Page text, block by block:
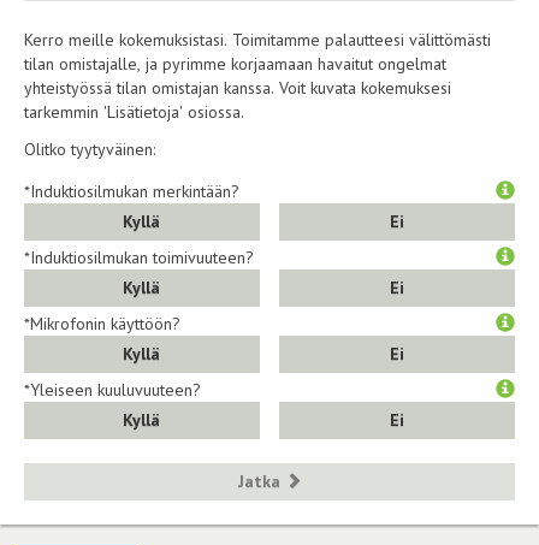
Kerro meille kokemuksistasi. Toimitamme palautteesi välittömästi
tilan omistajalle, ja pyrimme korjaamaan havaitut ongelmat
yhteistyössä tilan omistajan kanssa. Voit kuvata kokemuksesi
tarkemmin 'Lisätietoja' osiossa.
Olitko tyytyväinen:
*Induktiosilmukan merkintään?
Kyllä
Ei
*Induktiosilmukan toimivuuteen?
Kyllä
Ei
*Mikrofonin käyttöön?
Kyllä
Ei
*Yleiseen kuuluvuuteen?
Kyllä
Ei
Jatka